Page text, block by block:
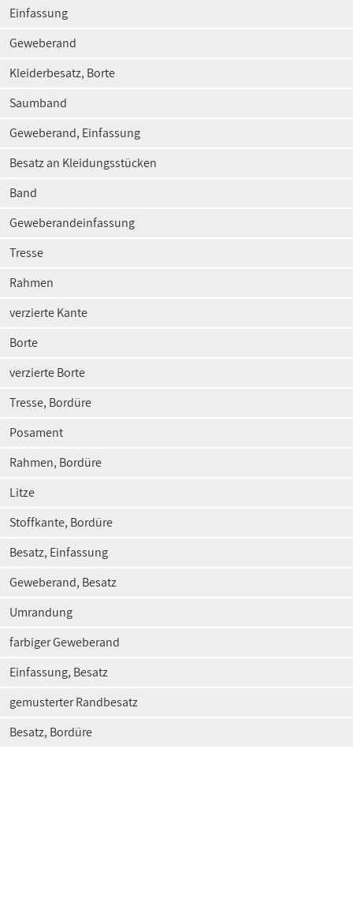
Einfassung
Geweberand
Kleiderbesatz, Borte
Saumband
Geweberand, Einfassung
Besatz an Kleidungsstücken
Band
Geweberandeinfassung
Tresse
Rahmen
verzierte Kante
Borte
verzierte Borte
Tresse, Bordüre
Posament
Rahmen, Bordüre
Litze
Stoffkante, Bordüre
Besatz, Einfassung
Geweberand, Besatz
Umrandung
farbiger Geweberand
Einfassung, Besatz
gemusterter Randbesatz
Besatz, Bordüre